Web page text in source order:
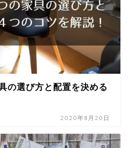
の選び方と配置を決める
2020年8月20日